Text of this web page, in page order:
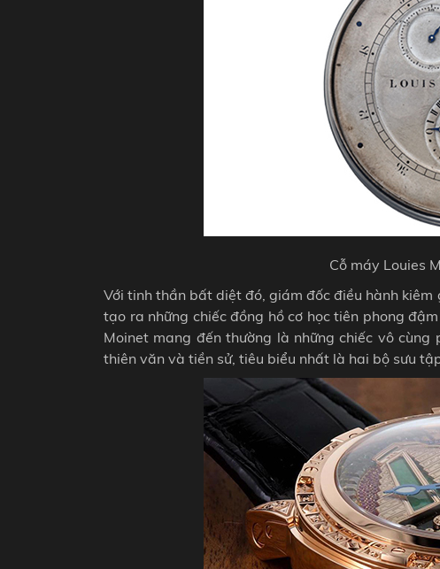
Cỗ máy Louies
Với tinh thần bất diệt đó, giám đốc điều hành
tạo ra những chiếc đồng hồ cơ học tiên phong
Moinet mang đến thường là những chiếc vô
thiên văn và tiền sử, tiêu biểu nhất là hai bộ sưu